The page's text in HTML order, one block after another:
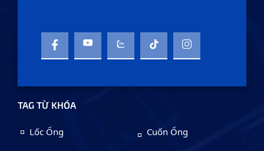
TAG TỪ KHÓA
Lốc Ống Cuốn Ống